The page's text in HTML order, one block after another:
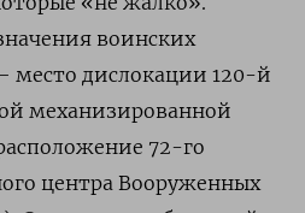
воинских
дислокации 120-й
механизированной
72-го
центра Вооруженных